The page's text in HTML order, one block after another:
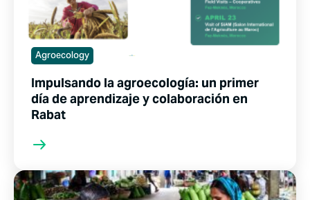
Agroecology
Impulsando la agroecología: un primer
día de aprendizaje y colaboración en
Rabat